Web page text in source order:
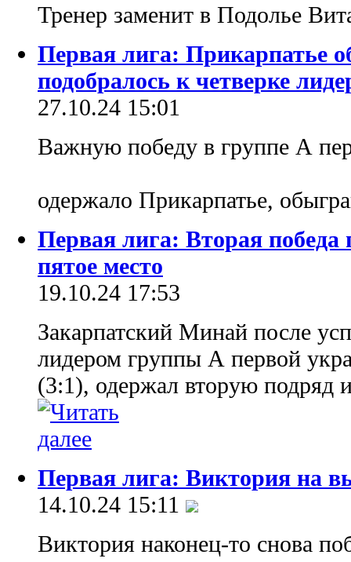
Тренер заменит в Подолье
Первая лига: Прикарпатье
подобралось к четверке
27.10.24 15:01
Важную победу в группе А
одержало Прикарпатье,
Первая лига: Вторая
пятое место
19.10.24 17:53
Закарпатский Минай после
лидером группы А первой
(3:1), одержал вторую подряд
Первая лига: Виктория на
14.10.24 15:11
Виктория наконец-то снова